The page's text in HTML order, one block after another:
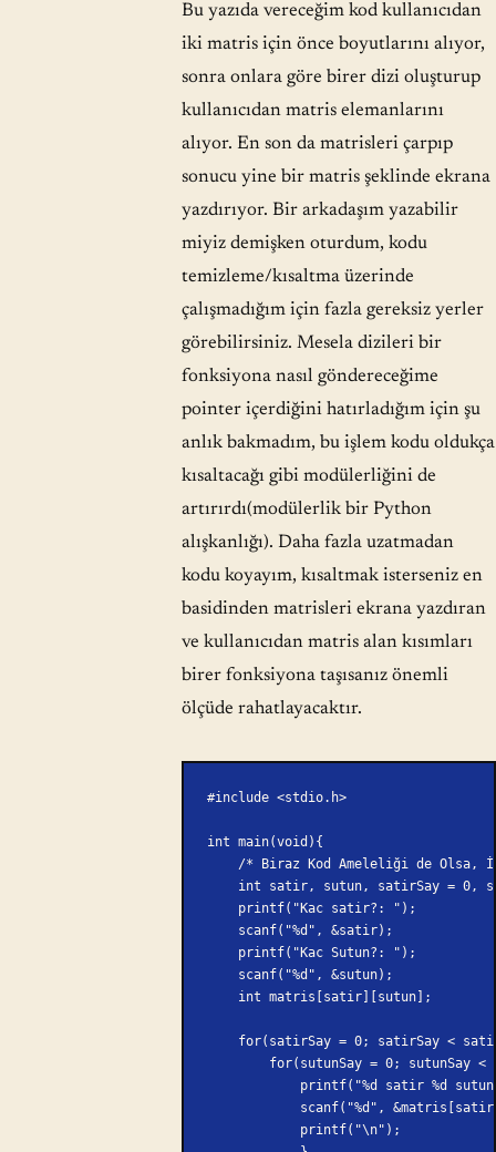
Bu yazıda vereceğim kod kullanıcıdan
iki matris için önce boyutlarını alıyor,
sonra onlara göre birer dizi oluşturup
kullanıcıdan matris elemanlarını
alıyor. En son da matrisleri çarpıp
sonucu yine bir matris şeklinde ekrana
yazdırıyor. Bir arkadaşım yazabilir
miyiz demişken oturdum, kodu
temizleme/kısaltma üzerinde
çalışmadığım için fazla gereksiz yerler
görebilirsiniz. Mesela dizileri bir
fonksiyona nasıl göndereceğime
pointer içerdiğini hatırladığım için şu
anlık bakmadım, bu işlem kodu oldukça
kısaltacağı gibi modülerliğini de
artırırdı(modülerlik bir Python
alışkanlığı). Daha fazla uzatmadan
kodu koyayım, kısaltmak isterseniz en
basidinden matrisleri ekrana yazdıran
ve kullanıcıdan matris alan kısımları
birer fonksiyona taşısanız önemli
ölçüde rahatlayacaktır.
#include <stdio.h>
int main(void){
/* Biraz Kod Ameleliği de
int satir, sutun, satirSay = 0,
    printf("Kac satir?: ");
    scanf("%d", &satir);
    printf("Kac Sutun?: ");
    scanf("%d", &sutun);
    int matris[satir][sutun];
for(satirSay = 0; satirSay <
for(sutunSay = 0;
printf("%d satir
scanf("%d",
            printf("\n");